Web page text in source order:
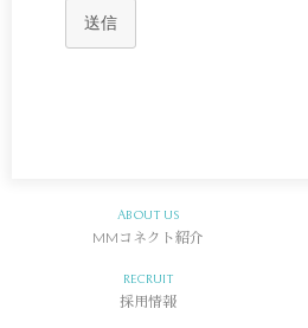
送信
ABOUT US
MMコネクト紹介
RECRUIT
採用情報